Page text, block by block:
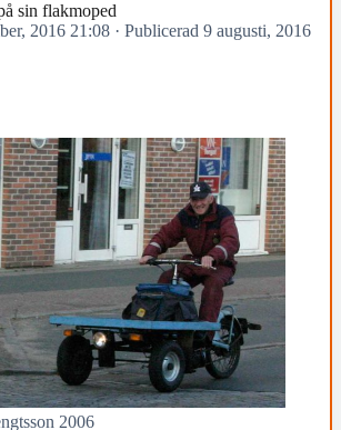
sin flakmoped
2016 21:08 · Publicerad 9 augusti, 2016
2006